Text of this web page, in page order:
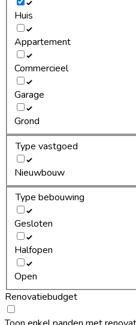
Huis
Appartement
Commercieel
Garage
Grond
Type vastgoed
Nieuwbouw
Type bebouwing
Gesloten
Halfopen
Open
Renovatiebudget